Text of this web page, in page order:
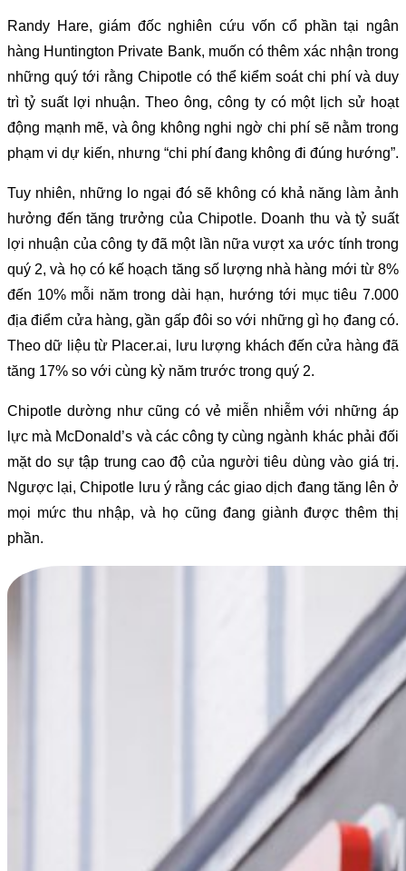
Randy Hare, giám đốc nghiên cứu vốn cổ phần tại ngân
hàng Huntington Private Bank, muốn có thêm xác nhận trong
những quý tới rằng Chipotle có thể kiểm soát chi phí và duy
trì tỷ suất lợi nhuận. Theo ông, công ty có một lịch sử hoạt
động mạnh mẽ, và ông không nghi ngờ chi phí sẽ nằm trong
phạm vi dự kiến, nhưng “chi phí đang không đi đúng hướng”.
Tuy nhiên, những lo ngại đó sẽ không có khả năng làm ảnh
hưởng đến tăng trưởng của Chipotle. Doanh thu và tỷ suất
lợi nhuận của công ty đã một lần nữa vượt xa ước tính trong
quý 2, và họ có kế hoạch tăng số lượng nhà hàng mới từ 8%
đến 10% mỗi năm trong dài hạn, hướng tới mục tiêu 7.000
địa điểm cửa hàng, gần gấp đôi so với những gì họ đang có.
Theo dữ liệu từ Placer.ai, lưu lượng khách đến cửa hàng đã
tăng 17% so với cùng kỳ năm trước trong quý 2.
Chipotle dường như cũng có vẻ miễn nhiễm với những áp
lực mà McDonald’s và các công ty cùng ngành khác phải đối
mặt do sự tập trung cao độ của người tiêu dùng vào giá trị.
Ngược lại, Chipotle lưu ý rằng các giao dịch đang tăng lên ở
mọi mức thu nhập, và họ cũng đang giành được thêm thị
phần.